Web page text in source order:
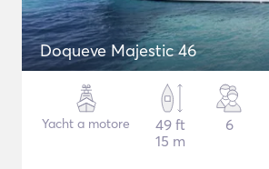
Doqueve Majestic 46
Yacht a motore
49 ft
15 m
6